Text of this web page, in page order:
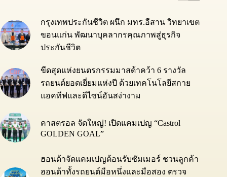
กรุงเทพประกันชีวิต ผนึก มทร.อีสาน วิทยาเขต
ขอนแก่น พัฒนาบุคลากรคุณภาพสู่ธุรกิจ
ประกันชีวิต
ขีดสุดแห่งยนตรกรรมมาสด้าคว้า 6 รางวัล
รถยนต์ยอดเยี่ยมแห่งปี ด้วยเทคโนโลยีสกาย
แอคทีฟและดีไซน์อันสง่างาม
คาสตรอล จัดใหญ่! เปิดแคมเปญ “Castrol
GOLDEN GOAL”
ฮอนด้าจัดแคมเปญต้อนรับซัมเมอร์ ชวนลูกค้า
ฮอนด้าทั้งรถยนต์มือหนึ่งและมือสอง ตรวจ